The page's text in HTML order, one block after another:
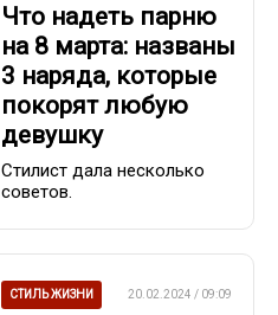
Что надеть парню
на 8 марта: названы
3 наряда, которые
покорят любую
девушку
Стилист дала несколько
советов.
СТИЛЬ ЖИЗНИ 20.02.2024 / 09:09